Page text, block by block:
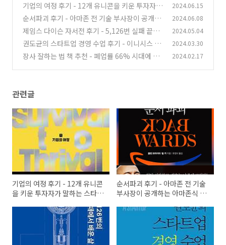
기업의 여정 후기 - 12개 유니콘을 키운 투자자가
말하는 스타트업 성장 단계
(4)
2024.06.15
순서파괴 후기 - 아마존 전 기술 부사장이 공개하
는 아마존식 혁신 경영 원칙
(2)
2024.06.08
제임스 다이슨 자서전 후기 - 5,126번 실패 끝에
다이슨을 만든 창업 스토리
(1)
2024.05.04
권도균의 스타트업 경영 수업 후기 - 이니시스 창
업자가 말하는 초기 스타트업 생존 전략
(2)
2024.03.30
장사 잘하는 법 책 추천 - 폐업률 66% 시대에 앞
2024.02.17
관련글
기업의 여정 후기 - 12개 유니콘
을 키운 투자자가 말하는 스타트
순서파괴 후기 - 아마존 전 기술
부사장이 공개하는 아마존식 혁